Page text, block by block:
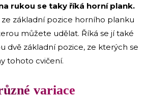
rukou se taky říká horní plank.
základní pozice horního planku
můžete udělat. Říká se jí také
dvě základní pozice, ze kterých se
tohoto cvičení.
variace